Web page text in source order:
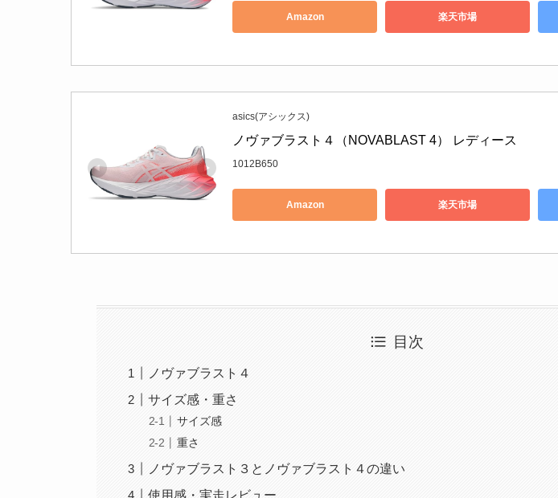
Amazon 楽天市場
asics(アシックス)
ノヴァブラスト４（NOVABLAST 4） レディース
1012B650
Amazon 楽天市場
目次
ノヴァブラスト４
サイズ感・重さ
サイズ感
重さ
ノヴァブラスト３とノヴァブラスト４の違い
使用感・実走レビュー